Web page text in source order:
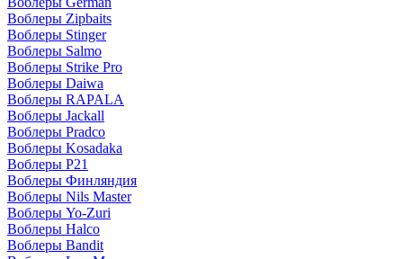
Воблеры Zipbaits
Воблеры Stinger
Воблеры Salmo
Воблеры Strike Pro
Воблеры Daiwa
Воблеры RAPALA
Воблеры Jackall
Воблеры Pradco
Воблеры Kosadaka
Воблеры P21
Воблеры Финляндия
Воблеры Nils Master
Воблеры Yo-Zuri
Воблеры Halco
Воблеры Bandit